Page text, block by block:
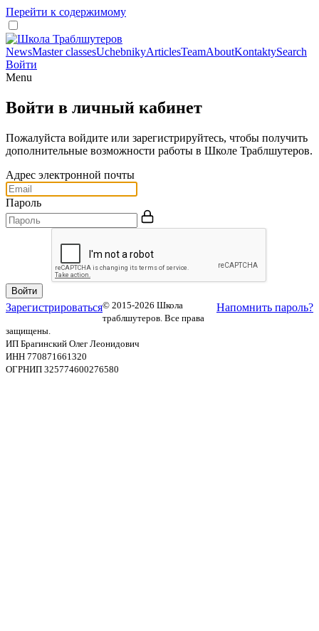
Перейти к содержимому
NewsMaster classesUchebnikyArticlesTeamAboutKontaktySearch
Войти
Menu
Войти в личный кабинет
Пожалуйста войдите или зарегистрируйтесь, чтобы получить
дополнительные возможности работы в Школе Траблшутеров.
Адрес электронной почты
Пароль
Зарегистрироваться Напомнить пароль?
© 2015-2026 Школа
траблшутеров. Все права
защищены.
ИП Брагинский Олег Леонидович
ИНН 770871661320
ОГРНИП 325774600276580